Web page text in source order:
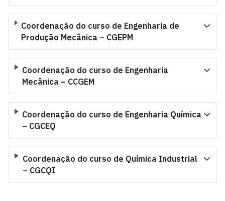
Coordenação do curso de Engenharia de
Produção Mecânica – CGEPM
Coordenação do curso de Engenharia
Mecânica – CCGEM
Coordenação do curso de Engenharia Química
– CGCEQ
Coordenação do curso de Química Industrial
– CGCQI